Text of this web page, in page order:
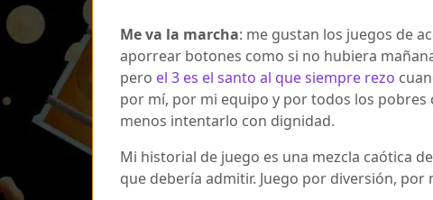
Me va la marcha: me gustan los juegos de
aporrear botones como si no hubiera
pero el 3 es el santo al que siempre rezo
por mí, por mi equipo y por todos los
menos intentarlo con dignidad.
Mi historial de juego es una mezcla caótica de
que debería admitir. Juego por diversión,